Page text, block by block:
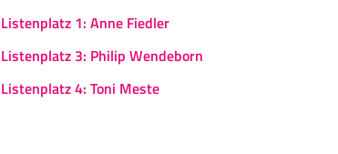
Listenplatz 1: Anne Fiedler
Listenplatz 3: Philip Wendeborn
Listenplatz 4: Toni Meste